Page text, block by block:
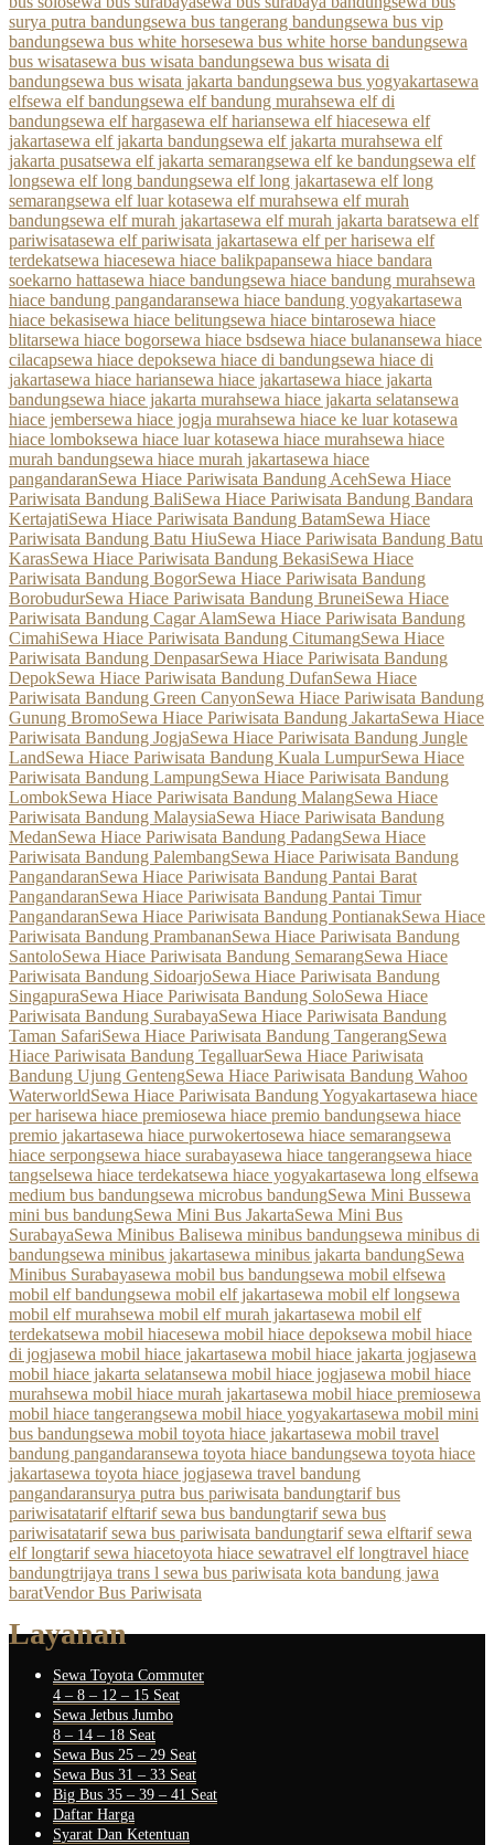
surya putra bandungsewa bus tangerang bandungsewa bus vip
bandungsewa bus white horsesewa bus white horse bandungsewa
bus wisatasewa bus wisata bandungsewa bus wisata di
bandungsewa bus wisata jakarta bandungsewa bus yogyakartasewa
elfsewa elf bandungsewa elf bandung murahsewa elf di
bandungsewa elf hargasewa elf hariansewa elf hiacesewa elf
jakartasewa elf jakarta bandungsewa elf jakarta murahsewa elf
jakarta pusatsewa elf jakarta semarangsewa elf ke bandungsewa elf
longsewa elf long bandungsewa elf long jakartasewa elf long
semarangsewa elf luar kotasewa elf murahsewa elf murah
bandungsewa elf murah jakartasewa elf murah jakarta baratsewa elf
pariwisatasewa elf pariwisata jakartasewa elf per harisewa elf
terdekatsewa hiacesewa hiace balikpapansewa hiace bandara
soekarno hattasewa hiace bandungsewa hiace bandung murahsewa
hiace bandung pangandaransewa hiace bandung yogyakartasewa
hiace bekasisewa hiace belitungsewa hiace bintarosewa hiace
blitarsewa hiace bogorsewa hiace bsdsewa hiace bulanansewa hiace
cilacapsewa hiace depoksewa hiace di bandungsewa hiace di
jakartasewa hiace hariansewa hiace jakartasewa hiace jakarta
bandungsewa hiace jakarta murahsewa hiace jakarta selatansewa
hiace jembersewa hiace jogja murahsewa hiace ke luar kotasewa
hiace lomboksewa hiace luar kotasewa hiace murahsewa hiace
murah bandungsewa hiace murah jakartasewa hiace
pangandaranSewa Hiace Pariwisata Bandung AcehSewa Hiace
Pariwisata Bandung BaliSewa Hiace Pariwisata Bandung Bandara
KertajatiSewa Hiace Pariwisata Bandung BatamSewa Hiace
Pariwisata Bandung Batu HiuSewa Hiace Pariwisata Bandung Batu
KarasSewa Hiace Pariwisata Bandung BekasiSewa Hiace
Pariwisata Bandung BogorSewa Hiace Pariwisata Bandung
BorobudurSewa Hiace Pariwisata Bandung BruneiSewa Hiace
Pariwisata Bandung Cagar AlamSewa Hiace Pariwisata Bandung
CimahiSewa Hiace Pariwisata Bandung CitumangSewa Hiace
Pariwisata Bandung DenpasarSewa Hiace Pariwisata Bandung
DepokSewa Hiace Pariwisata Bandung DufanSewa Hiace
Pariwisata Bandung Green CanyonSewa Hiace Pariwisata Bandung
Gunung BromoSewa Hiace Pariwisata Bandung JakartaSewa Hiace
Pariwisata Bandung JogjaSewa Hiace Pariwisata Bandung Jungle
LandSewa Hiace Pariwisata Bandung Kuala LumpurSewa Hiace
Pariwisata Bandung LampungSewa Hiace Pariwisata Bandung
LombokSewa Hiace Pariwisata Bandung MalangSewa Hiace
Pariwisata Bandung MalaysiaSewa Hiace Pariwisata Bandung
MedanSewa Hiace Pariwisata Bandung PadangSewa Hiace
Pariwisata Bandung PalembangSewa Hiace Pariwisata Bandung
PangandaranSewa Hiace Pariwisata Bandung Pantai Barat
PangandaranSewa Hiace Pariwisata Bandung Pantai Timur
PangandaranSewa Hiace Pariwisata Bandung PontianakSewa Hiace
Pariwisata Bandung PrambananSewa Hiace Pariwisata Bandung
SantoloSewa Hiace Pariwisata Bandung SemarangSewa Hiace
Pariwisata Bandung SidoarjoSewa Hiace Pariwisata Bandung
SingapuraSewa Hiace Pariwisata Bandung SoloSewa Hiace
Pariwisata Bandung SurabayaSewa Hiace Pariwisata Bandung
Taman SafariSewa Hiace Pariwisata Bandung TangerangSewa
Hiace Pariwisata Bandung TegalluarSewa Hiace Pariwisata
Bandung Ujung GentengSewa Hiace Pariwisata Bandung Wahoo
WaterworldSewa Hiace Pariwisata Bandung Yogyakartasewa hiace
per harisewa hiace premiosewa hiace premio bandungsewa hiace
premio jakartasewa hiace purwokertosewa hiace semarangsewa
hiace serpongsewa hiace surabayasewa hiace tangerangsewa hiace
tangselsewa hiace terdekatsewa hiace yogyakartasewa long elfsewa
medium bus bandungsewa microbus bandungSewa Mini Bussewa
mini bus bandungSewa Mini Bus JakartaSewa Mini Bus
SurabayaSewa Minibus Balisewa minibus bandungsewa minibus di
bandungsewa minibus jakartasewa minibus jakarta bandungSewa
Minibus Surabayasewa mobil bus bandungsewa mobil elfsewa
mobil elf bandungsewa mobil elf jakartasewa mobil elf longsewa
mobil elf murahsewa mobil elf murah jakartasewa mobil elf
terdekatsewa mobil hiacesewa mobil hiace depoksewa mobil hiace
di jogjasewa mobil hiace jakartasewa mobil hiace jakarta jogjasewa
mobil hiace jakarta selatansewa mobil hiace jogjasewa mobil hiace
murahsewa mobil hiace murah jakartasewa mobil hiace premiosewa
mobil hiace tangerangsewa mobil hiace yogyakartasewa mobil mini
bus bandungsewa mobil toyota hiace jakartasewa mobil travel
bandung pangandaransewa toyota hiace bandungsewa toyota hiace
jakartasewa toyota hiace jogjasewa travel bandung
pangandaransurya putra bus pariwisata bandungtarif bus
pariwisatatarif elftarif sewa bus bandungtarif sewa bus
pariwisatatarif sewa bus pariwisata bandungtarif sewa elftarif sewa
elf longtarif sewa hiacetoyota hiace sewatravel elf longtravel hiace
bandungtrijaya trans l sewa bus pariwisata kota bandung jawa
baratVendor Bus Pariwisata
Layanan
Sewa Toyota Commuter
4 – 8 – 12 – 15 Seat
Sewa Jetbus Jumbo
8 – 14 – 18 Seat
Sewa Bus 25 – 29 Seat
Sewa Bus 31 – 33 Seat
Big Bus 35 – 39 – 41 Seat
Daftar Harga
Syarat Dan Ketentuan